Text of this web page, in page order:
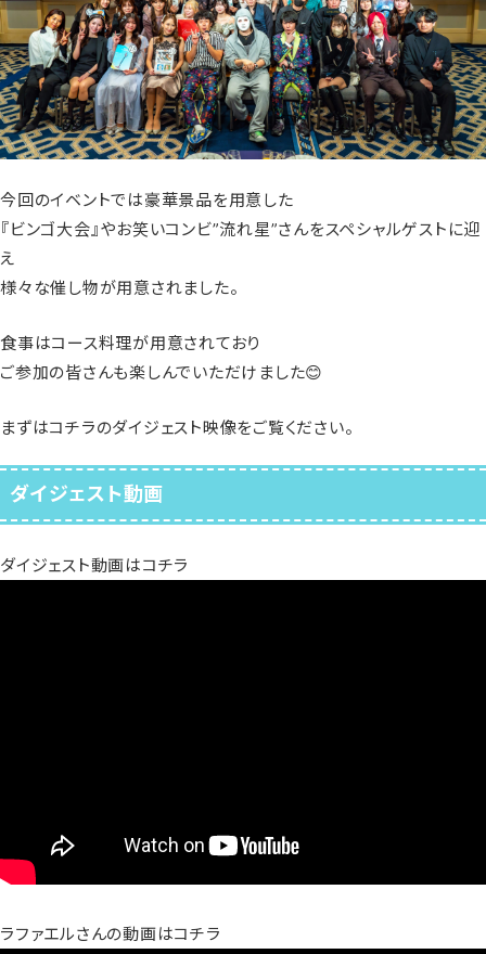
今回のイベントでは豪華景品を用意した
『ビンゴ大会』やお笑いコンビ”流れ星”さんをスペシャルゲストに迎
え
様々な催し物が用意されました。
食事はコース料理が用意されており
ご参加の皆さんも楽しんでいただけました😊
まずはコチラのダイジェスト映像をご覧ください。
ダイジェスト動画
ダイジェスト動画はコチラ
ラファエルさんの動画はコチラ